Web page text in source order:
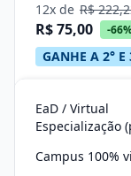
12x de R$
R$ 75,00 -
GANHE A 2° E
EaD / Virtual
Campus 100%